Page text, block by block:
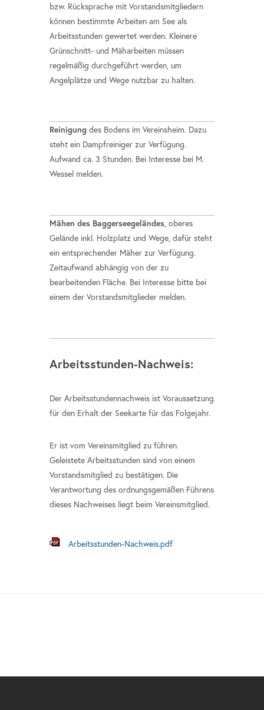
bzw. Rücksprache mit Vorstandsmitgliedern
können bestimmte Arbeiten am See als
Arbeitsstunden gewertet werden. Kleinere
Grünschnitt- und Mäharbeiten müssen
regelmäßig durchgeführt werden, um
Angelplätze und Wege nutzbar zu halten.
Reinigung des Bodens im Vereinsheim. Dazu
steht ein Dampfreiniger zur Verfügung.
Aufwand ca. 3 Stunden. Bei Interesse bei M.
Wessel melden.
Mähen des Baggerseegeländes, oberes
Gelände inkl. Holzplatz und Wege, dafür steht
ein entsprechender Mäher zur Verfügung.
Zeitaufwand abhängig von der zu
bearbeitenden Fläche. Bei Interesse bitte bei
einem der Vorstandsmitglieder melden.
Arbeitsstunden-Nachweis:
Der Arbeitsstundennachweis ist Voraussetzung
für den Erhalt der Seekarte für das Folgejahr.
Er ist vom Vereinsmitglied zu führen.
Geleistete Arbeitsstunden sind von einem
Vorstandsmitglied zu bestätigen. Die
Verantwortung des ordnungsgemäßen Führens
dieses Nachweises liegt beim Vereinsmitglied.
Arbeitsstunden-Nachweis.pdf